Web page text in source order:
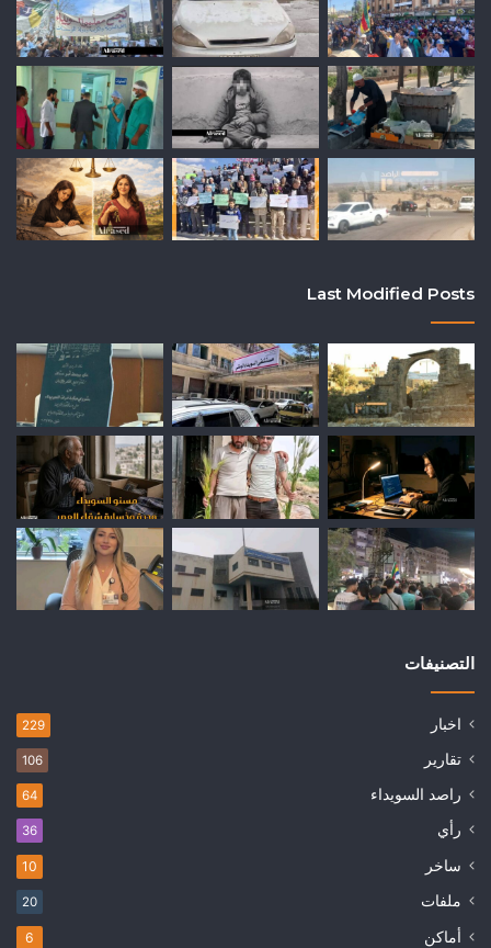
Last Modified Posts
التصنيفات
اخبار 229
تقارير 106
راصد السويداء 64
رأي 36
ساخر 10
ملفات 20
أماكن 6